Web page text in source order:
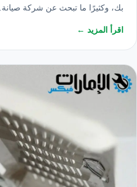
بك، وكثيرًا ما تبحث عن شركة
اقرأ المزيد ←